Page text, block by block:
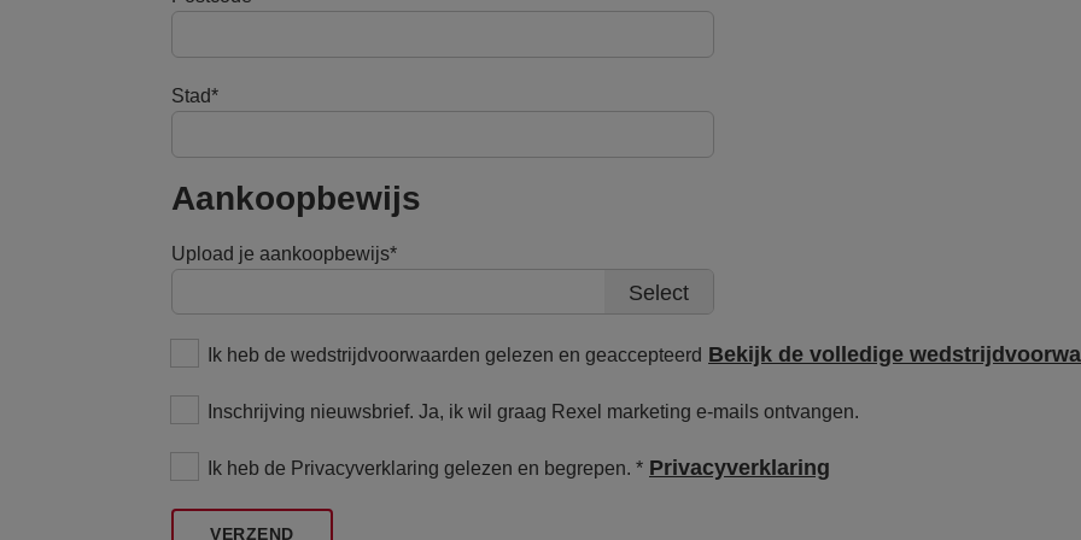
Stad
Aankoopbewijs
Upload je aankoopbewijs
Select
Ik heb de wedstrijdvoorwaarden gelezen en geaccepteerd Bekijk de volledige
Inschrijving nieuwsbrief. Ja, ik wil graag Rexel marketing e-mails ontvangen.
Ik heb de Privacyverklaring gelezen en begrepen. Privacyverklaring
VERZEND